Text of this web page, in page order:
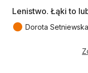
Lenistwo. Łąki to
● Dorota